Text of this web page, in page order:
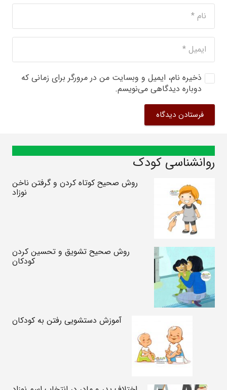
ذخیره نام، ایمیل و وبسایت من در مرورگر برای زمانی که
دوباره دیدگاهی می‌نویسم.
فرستادن دیدگاه
روانشناسی کودک
روش صحیح کوتاه کردن و گرفتن ناخن‌
نوزاد
روش صحیح تشویق و تحسین کردن
کودکان
آموزش دستشویی رفتن به کودکان